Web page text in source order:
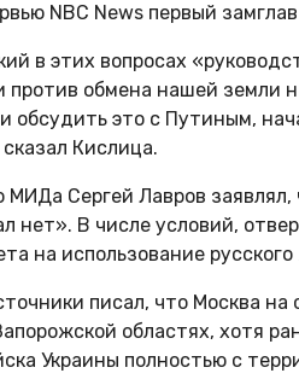
NBC News первый
в этих вопросах
против обмена нашей земли
и обсудить это с Путиным,
Кислица.
МИДа Сергей Лавров
нет». В числе условий,
на использование русского
писал, что Москва
областях, хотя
Украины полностью с